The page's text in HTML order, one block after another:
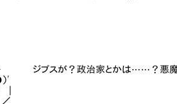
？政治家とかは……？悪魔に対す
'
|